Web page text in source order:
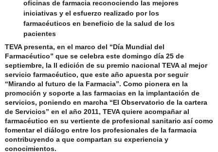
oficinas de farmacia reconociendo las mejores
iniciativas y el esfuerzo realizado por los
farmacéuticos en beneficio de la salud de los
pacientes
TEVA presenta, en el marco del “Día Mundial del
Farmacéutico” que se celebra este domingo día 25 de
septiembre, la II edición de su premio nacional TEVA al mejor
servicio farmacéutico, que este año apuesta por seguir
“Mirando al futuro de la Farmacia”. Como pionera en la
promoción y soporte a las farmacias en la implantación de
servicios, poniendo en marcha “El Observatorio de la cartera
de Servicios” en el año 2011, TEVA quiere acompañar al
farmacéutico en su vertiente de profesional sanitario así como
fomentar el diálogo entre los profesionales de la farmacia
contribuyendo a que compartan su experiencia y
conocimientos.